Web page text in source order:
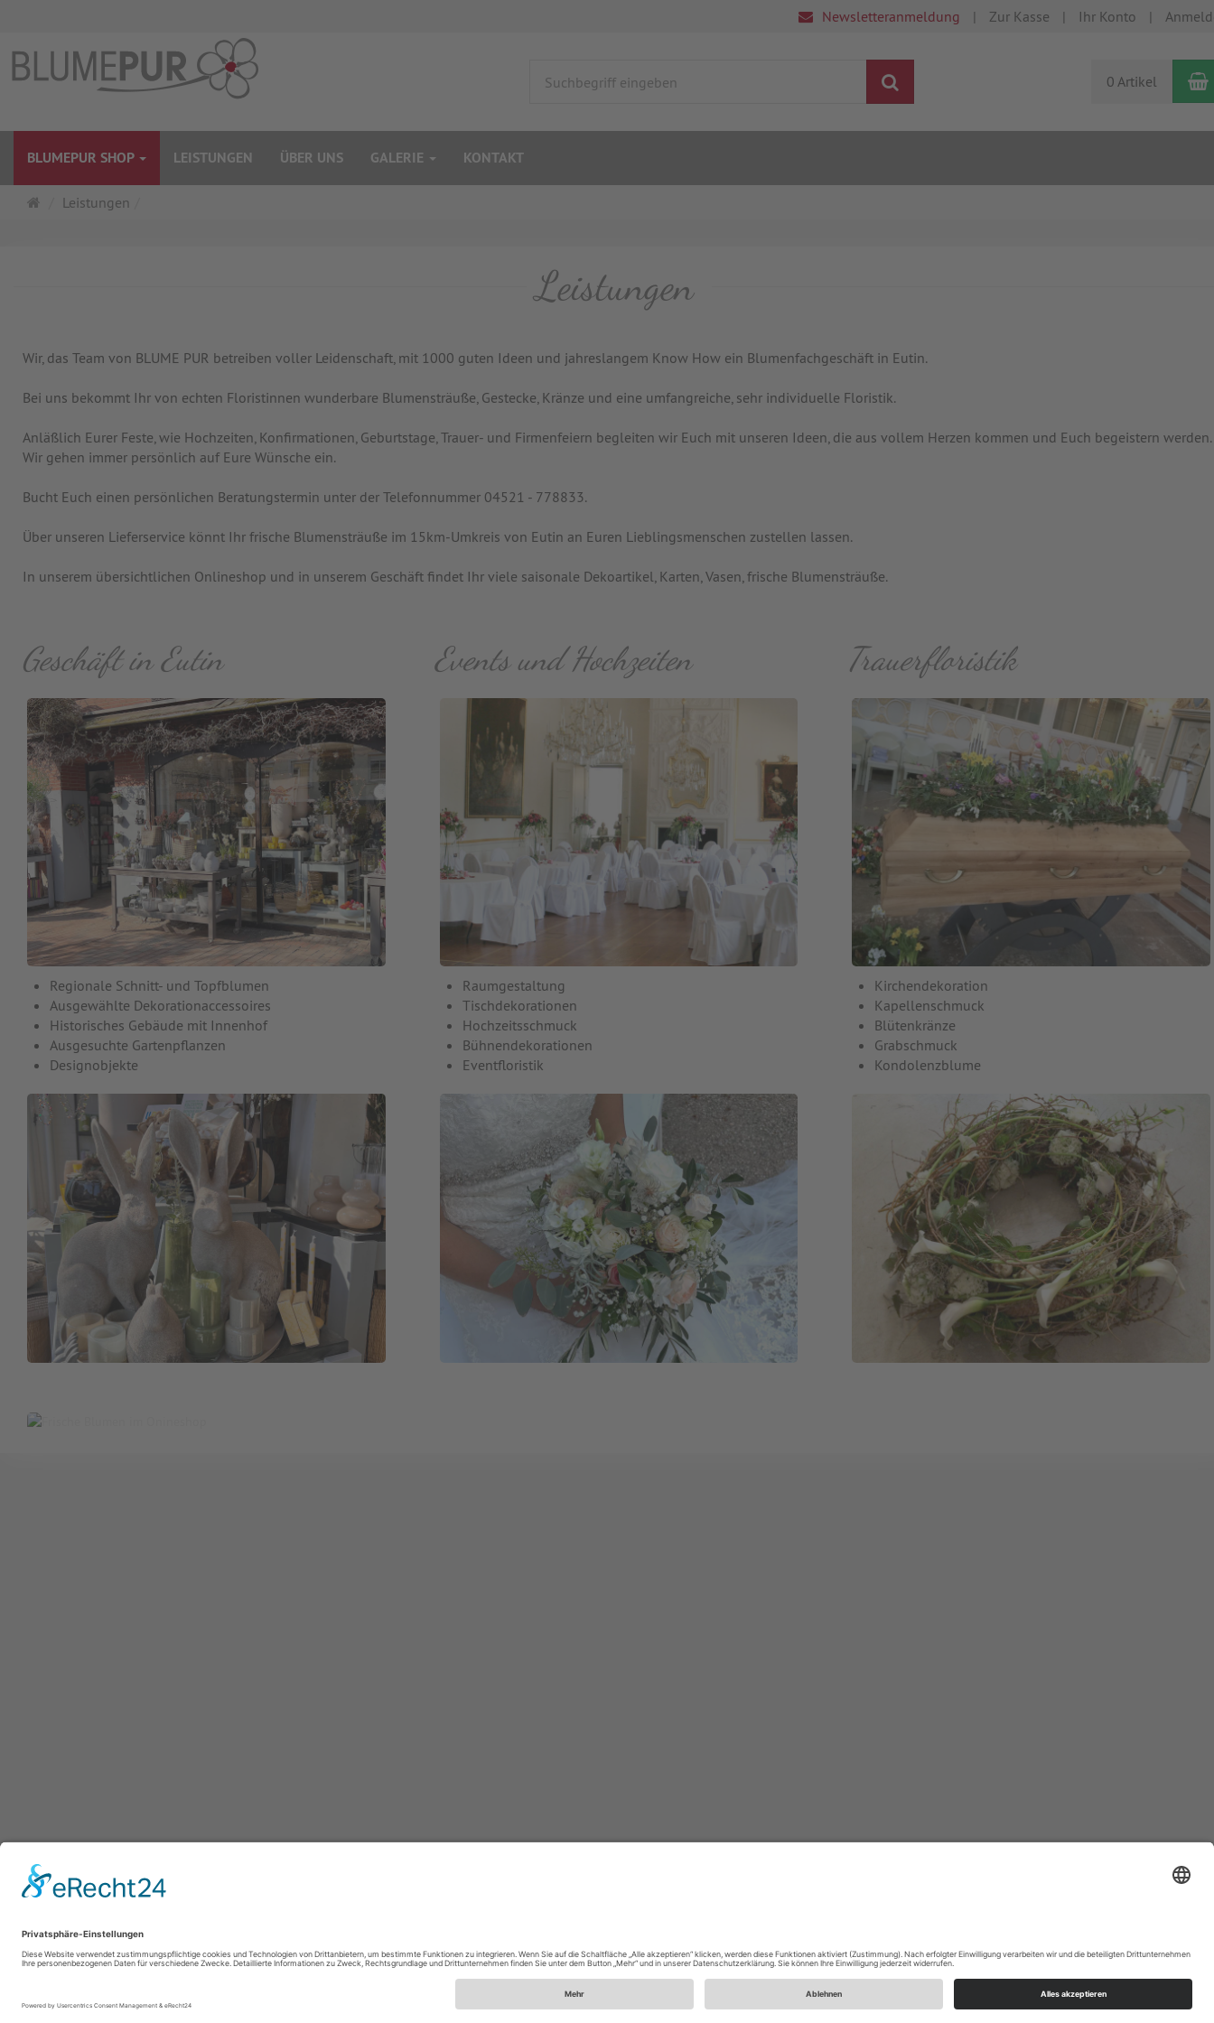
Newsletteranmeldung Zur Kasse Ihr Konto
0 Artikel
BLUMEPUR SHOP LEISTUNGEN ÜBER UNS GALERIE KONTAKT
Startseite
Leistungen
Leistungen
Wir, das Team von BLUME PUR betreiben voller Leidenschaft, mit 1000 guten Ideen und jahreslangem Know How ein Blumenfachgeschäft in Eutin.
Bei uns bekommt Ihr von echten Floristinnen wunderbare Blumensträuße, Gestecke, Kränze und eine umfangreiche, sehr individuelle Floristik.
Anläßlich Eurer Feste, wie Hochzeiten, Konfirmationen, Geburtstage, Trauer- und Firmenfeiern begleiten wir Euch mit unseren Ideen, die aus vollem Herzen kommen und Euch begeistern werden.
Wir gehen immer persönlich auf Eure Wünsche ein.
Bucht Euch einen persönlichen Beratungstermin unter der Telefonnummer 04521 - 778833.
Über unseren Lieferservice könnt Ihr frische Blumensträuße im 15km-Umkreis von Eutin an Euren Lieblingsmenschen zustellen lassen.
In unserem übersichtlichen Onlineshop und in unserem Geschäft findet Ihr viele saisonale Dekoartikel, Karten, Vasen, frische Blumensträuße.
Geschäft in Eutin
Regionale Schnitt- und Topfblumen
Ausgewählte Dekorationaccessoires
Historisches Gebäude mit Innenhof
Ausgesuchte Gartenpflanzen
Designobjekte
Events und Hochzeiten
Raumgestaltung
Tischdekorationen
Hochzeitsschmuck
Bühnendekorationen
Eventfloristik
Trauerfloristik
Kirchendekoration
Kapellenschmuck
Blütenkränze
Grabschmuck
Kondolenzblume